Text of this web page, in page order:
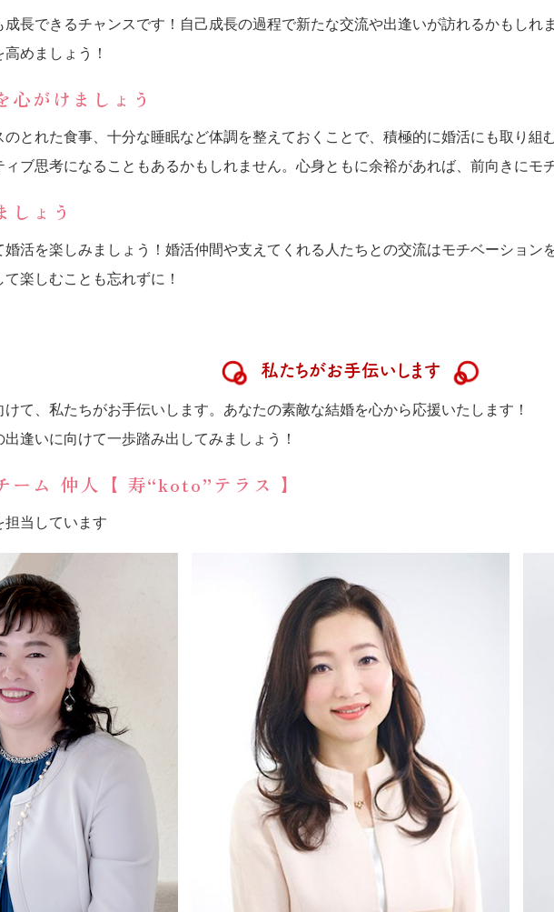
長できるチャンスです！自己成長の過程で新たな交流や出逢いが訪れるかもしれ
めましょう！
心がけましょう
とれた食事、十分な睡眠など体調を整えておくことで、積極的に婚活にも取り組
ブ思考になることもあるかもしれません。心身ともに余裕があれば、前向きにモ
しょう
婚活を楽しみましょう！婚活仲間や支えてくれる人たちとの交流はモチベーション
楽しむことも忘れずに！
私たちがお手伝いします
て、私たちがお手伝いします。あなたの素敵な結婚を心から応援いたします！
逢いに向けて一歩踏み出してみましょう！
ーム 仲人【 寿“koto”テラス 】
担当しています